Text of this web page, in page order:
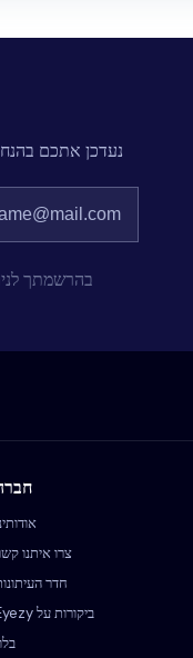
נעדכן אתכם
בהרשמתך
צרו איתנו
חדר
ביקורות על Eyezy